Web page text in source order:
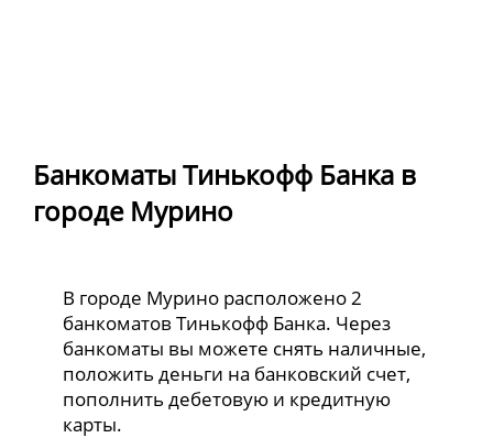
Банкоматы Тинькофф Банка в
городе Мурино
В городе Мурино расположено 2
банкоматов Тинькофф Банка. Через
банкоматы вы можете снять наличные,
положить деньги на банковский счет,
пополнить дебетовую и кредитную
карты.